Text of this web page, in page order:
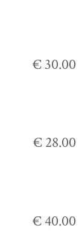
€ 30.00
€ 28.00
€ 40.00